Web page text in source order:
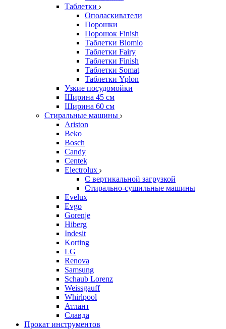
Таблетки
Ополаскиватели
Порошки
Порошок Finish
Таблетки Biomio
Таблетки Fairy
Таблетки Finish
Таблетки Somat
Таблетки Yplon
Узкие посудомойки
Ширина 45 см
Ширина 60 см
Стиральные машины
Ariston
Beko
Bosch
Candy
Centek
Electrolux
С вертикальной загрузкой
Стирально-сушильные машины
Evelux
Evgo
Gorenje
Hiberg
Indesit
Korting
LG
Renova
Samsung
Schaub Lorenz
Weissgauff
Whirlpool
Атлант
Славда
Прокат инструментов